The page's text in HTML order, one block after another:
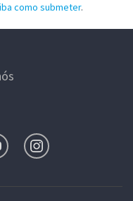
como submeter.